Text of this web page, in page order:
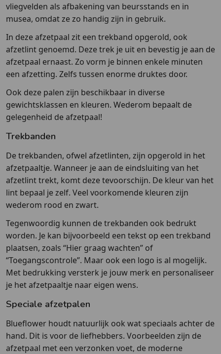
vliegvelden als afbakening van beursstands en in
musea, omdat ze zo handig zijn in gebruik.
In deze afzetpaal zit een trekband opgerold, ook
afzetlint genoemd. Deze trek je uit en bevestig je aan de
afzetpaal ernaast. Zo vorm je binnen enkele minuten
een afzetting. Zelfs tussen enorme druktes door.
Ook deze palen zijn beschikbaar in diverse
gewichtsklassen en kleuren. Wederom bepaalt de
gelegenheid de afzetpaal!
Trekbanden
De trekbanden, ofwel afzetlinten, zijn opgerold in het
afzetpaaltje. Wanneer je aan de eindsluiting van het
afzetlint trekt, komt deze tevoorschijn. De kleur van het
lint bepaal je zelf. Veel voorkomende kleuren zijn
wederom rood en zwart.
Tegenwoordig kunnen de trekbanden ook bedrukt
worden. Je kan bijvoorbeeld een tekst op een trekband
plaatsen, zoals “Hier graag wachten” of
“Toegangscontrole”. Maar ook een logo is al mogelijk.
Met bedrukking versterk je jouw merk en personaliseer
je het afzetpaaltje naar eigen wens.
Speciale afzetpalen
Blueflower houdt natuurlijk ook wat speciaals achter de
hand. Dit is voor de liefhebbers. Voorbeelden zijn de
afzetpaal met een verzonken voet, de moderne